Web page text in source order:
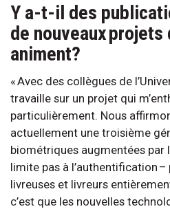
Y a-t-il des
de nouveaux projets
animent?
« Avec des collègues de
travaille sur un projet qui
particulièrement. Nous
actuellement une troisième
biométriques augmentées par
limite pas à l’authentification –
livreuses et livreurs
c’est que les nouvelles